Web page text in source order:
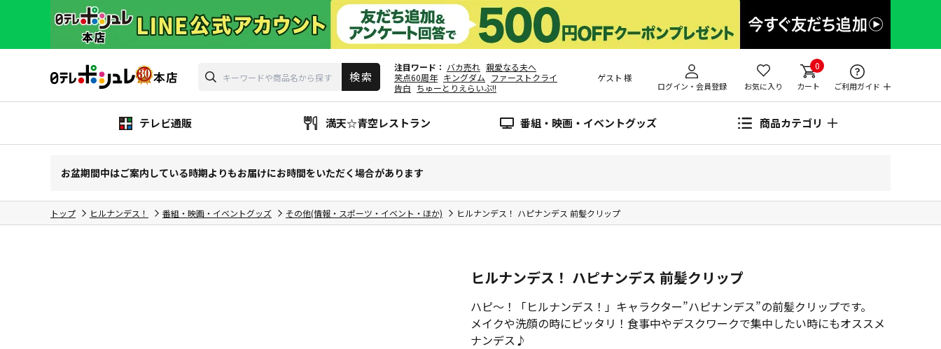
注目ワード バカ売れ 親愛なる夫へ
笑点60周年 キングダム ファーストクライ
告白 ちゅーとりえらいぶ!!
ゲスト 様
ログイン・会員登録 お気に入り
0
カート ご利用ガイド
テレビ通販 満天☆青空レストラン 番組・映画・イベントグッズ 商品カテゴリ
お盆期間中はご案内している時期よりもお届けにお時間をいただく場合があります
トップ ヒルナンデス！ 番組・映画・イベントグッズ その他(情報・スポーツ・イベント・ほか) ヒルナンデス！ ハピナンデス 前髪クリップ
ヒルナンデス！ ハピナンデス 前髪クリップ
ハピ～！「ヒルナンデス！」キャラクター”ハピナンデス”の前髪クリップです。
メイクや洗顔の時にピッタリ！食事中やデスクワークで集中したい時にもオススメ
ナンデス♪